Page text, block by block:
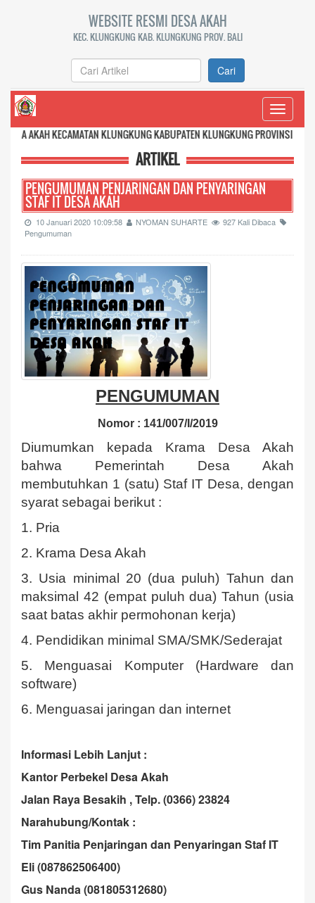
WEBSITE RESMI DESA AKAH
KEC. KLUNGKUNG KAB. KLUNGKUNG PROV. BALI
Cari
Toggle
KLUNGKUNG KABUPATEN KLUNGKUNG PROVINSI BALI
ARTIKEL
PENGUMUMAN PENJARINGAN DAN PENYARINGAN
STAF IT DESA AKAH
10 Januari 2020 10:09:58 NYOMAN SUHARTE
927 Kali Dibaca
Pengumuman
PENGUMUMAN
Nomor : 141/007/I/2019
Diumumkan kepada Krama Desa Akah
bahwa Pemerintah Desa Akah
membutuhkan 1 (satu) Staf IT Desa, dengan
syarat sebagai berikut :
1. Pria
2. Krama Desa Akah
3. Usia minimal 20 (dua puluh) Tahun dan
maksimal 42 (empat puluh dua) Tahun (usia
saat batas akhir permohonan kerja)
4. Pendidikan minimal SMA/SMK/Sederajat
5. Menguasai Komputer (Hardware dan
software)
6. Menguasai jaringan dan internet
Informasi Lebih Lanjut :
Kantor Perbekel Desa Akah
Jalan Raya Besakih , Telp. (0366) 23824
Narahubung/Kontak :
Tim Panitia Penjaringan dan Penyaringan Staf IT
Eli (087862506400)
Gus Nanda (081805312680)